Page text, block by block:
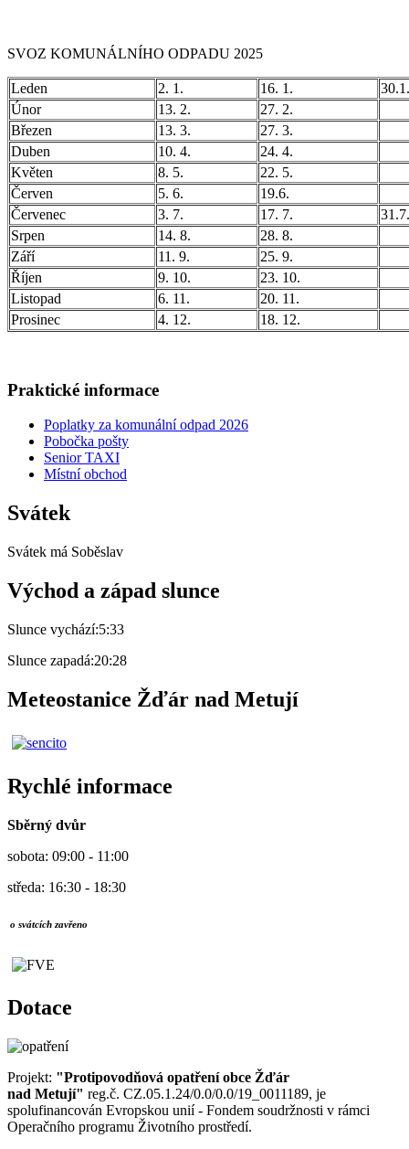
SVOZ KOMUNÁLNÍHO ODPADU 2025
Leden 2. 1. 16. 1.
30.1.
Únor
13. 2.
27. 2.
Březen
13. 3.
27. 3.
Duben
10. 4.
24. 4.
Květen
8. 5.
22. 5.
Červen
5. 6.
19.6.
Červenec
3. 7. 17. 7.
31.7.
Srpen
14. 8.
28. 8.
Září
11. 9.
25. 9.
Říjen
9. 10.
23. 10.
Listopad
6. 11.
20. 11.
Prosinec
4. 12. 18. 12.
Praktické informace
Poplatky za komunální odpad 2026
Pobočka pošty
Senior TAXI
Místní obchod
Svátek
Svátek má Soběslav
Východ a západ slunce
Slunce vychází:5:33
Slunce zapadá:20:28
Meteostanice Žďár nad Metují
Rychlé informace
Sběrný dvůr
sobota: 09:00 - 11:00
středa: 16:30 - 18:30
o svátcích zavřeno
Dotace
Projekt: "Protipovodňová opatření obce Žďár
nad Metují" reg.č. CZ.05.1.24/0.0/0.0/19_0011189, je
spolufinancován Evropskou unií - Fondem soudržnosti v rámci
Operačního programu Životního prostředí.